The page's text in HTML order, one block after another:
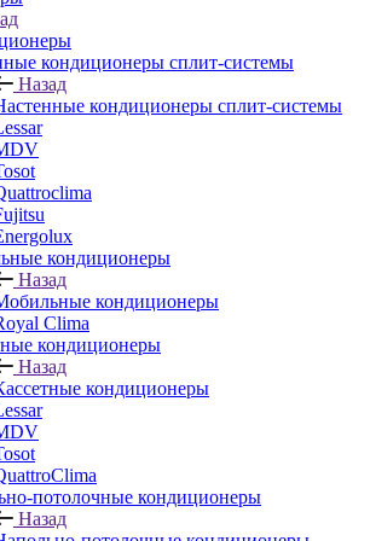
кондиционеры сплит-системы
Назад
кондиционеры сплит-системы
кондиционеры
Назад
кондиционеры
Clima
кондиционеры
Назад
кондиционеры
потолочные кондиционеры
Назад